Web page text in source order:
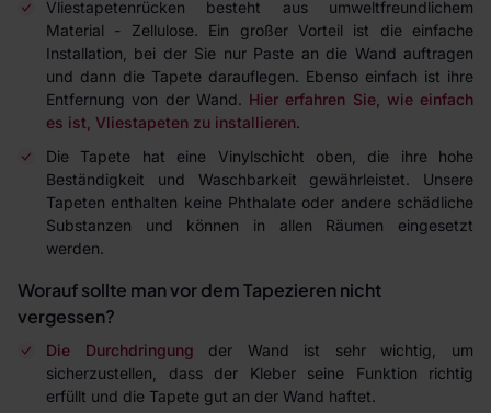
Vliestapetenrücken besteht aus umweltfreundlichem
Material - Zellulose. Ein großer Vorteil ist die einfache
Installation, bei der Sie nur Paste an die Wand auftragen
und dann die Tapete darauflegen. Ebenso einfach ist ihre
Entfernung von der Wand. Hier erfahren Sie, wie einfach
es ist, Vliestapeten zu installieren.
Die Tapete hat eine Vinylschicht oben, die ihre hohe
Beständigkeit und Waschbarkeit gewährleistet. Unsere
Tapeten enthalten keine Phthalate oder andere schädliche
Substanzen und können in allen Räumen eingesetzt
werden.
Worauf sollte man vor dem Tapezieren nicht
vergessen?
Die Durchdringung der Wand ist sehr wichtig, um
sicherzustellen, dass der Kleber seine Funktion richtig
erfüllt und die Tapete gut an der Wand haftet.